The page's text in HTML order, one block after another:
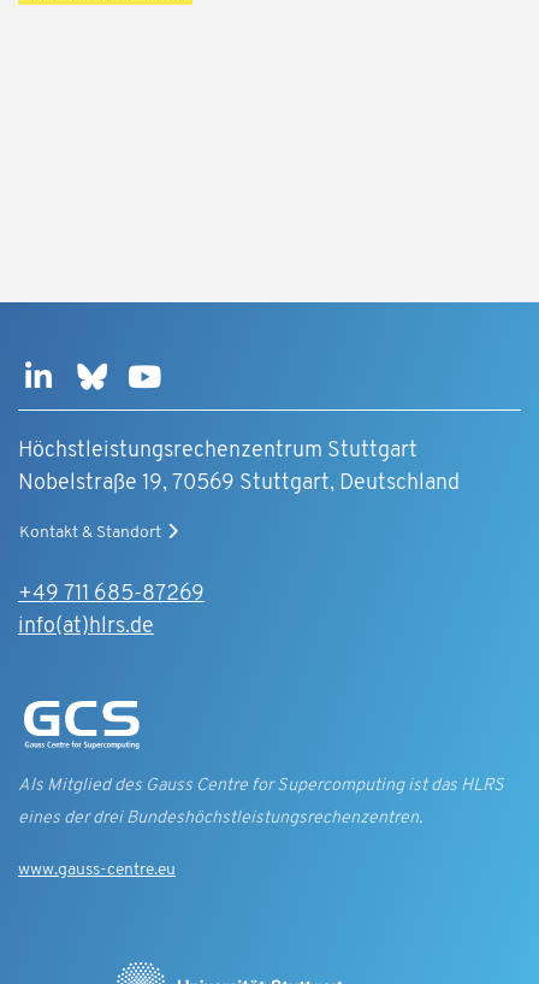
Höchstleistungsrechenzentrum Stuttgart
Nobelstraße 19, 70569 Stuttgart, Deutschland
Kontakt & Standort
+49 711 685-87269
info(at)hlrs.de
Als Mitglied des Gauss Centre for Supercomputing ist das HLRS
eines der drei Bundes­höchst­leistungs­rechen­zentren.
www.gauss-centre.eu